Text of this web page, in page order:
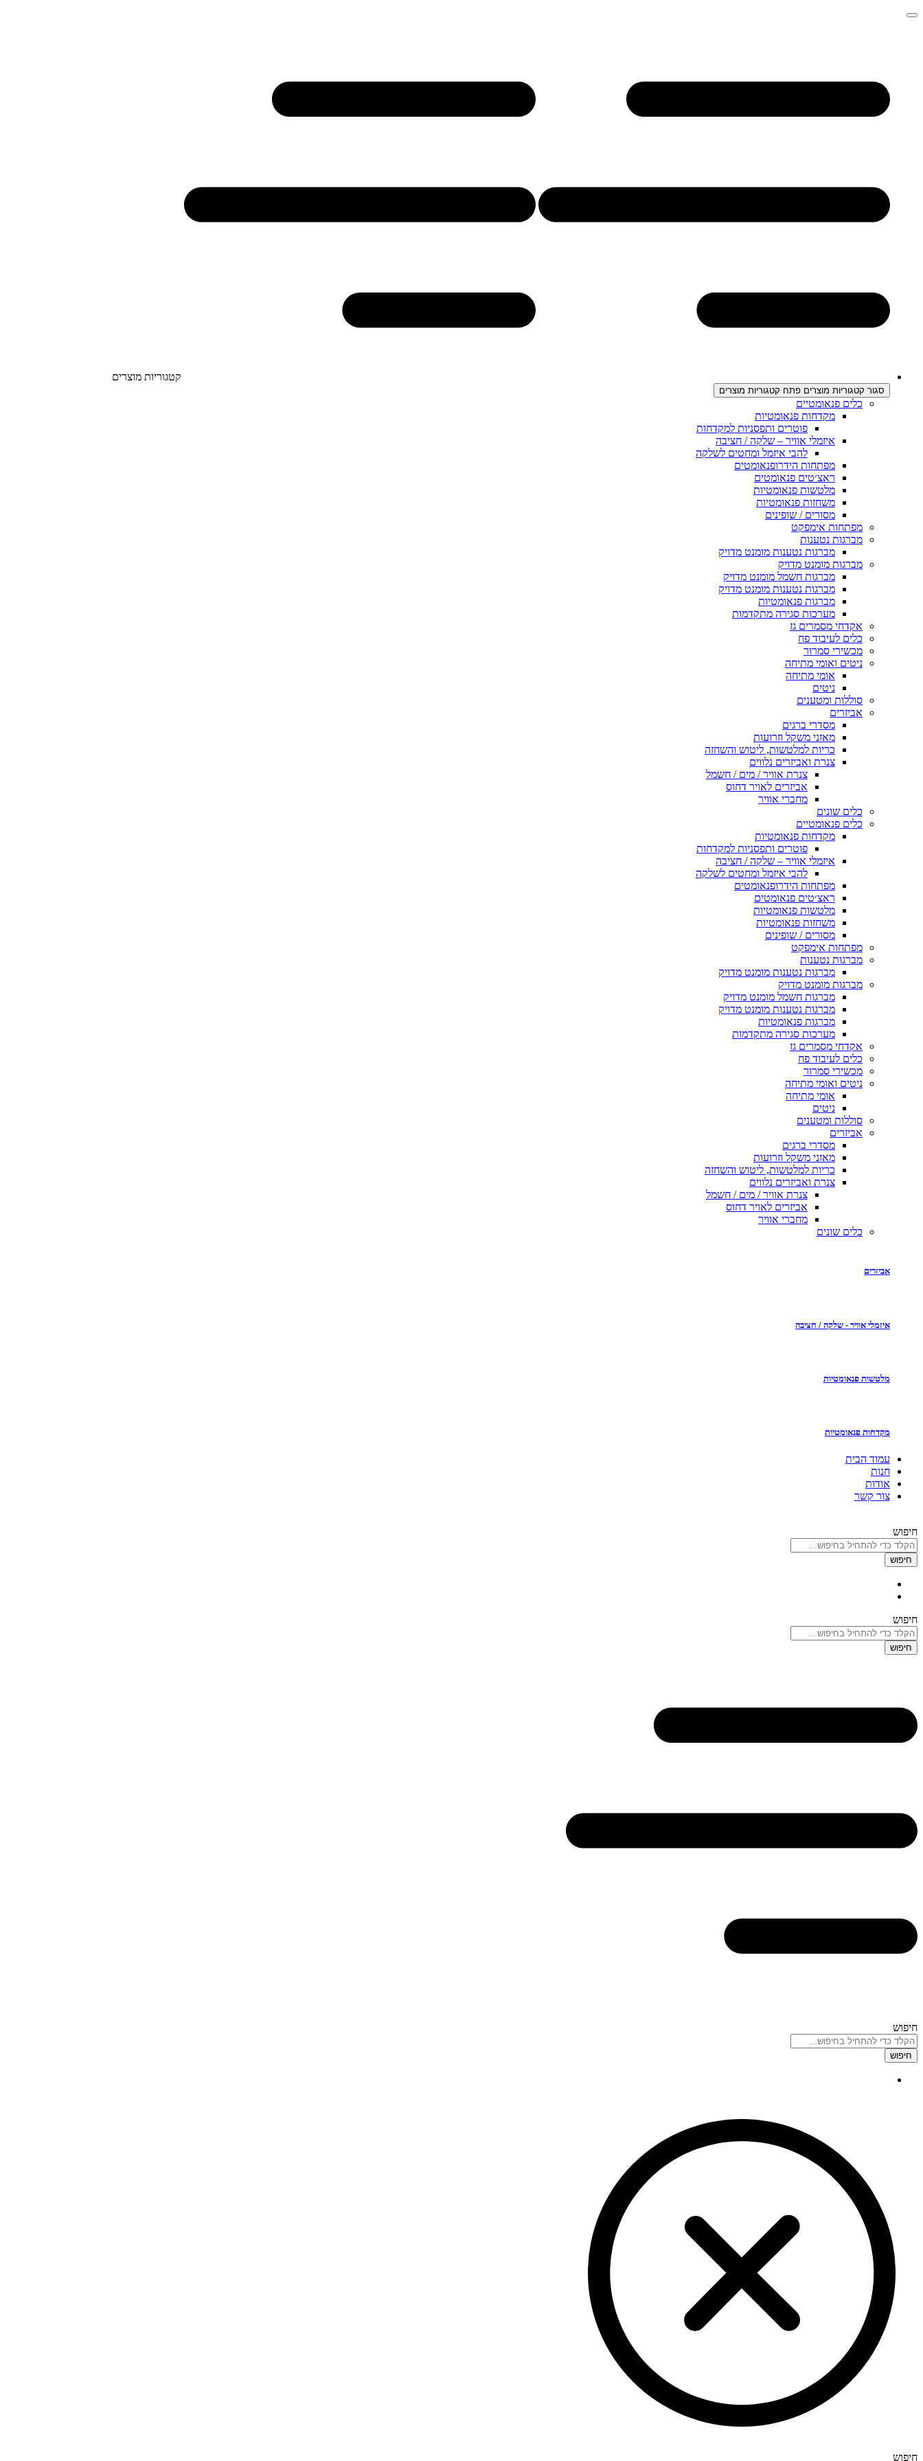
קטגוריות מוצרים
סגור קטגוריות מוצרים פתח קטגוריות מוצרים
כלים פנאומטיים
מקדחות פנאומטיות
פוטרים ותפסניות למקדחות
איזמלי אוויר – שלקה / חציבה
להבי איזמל ומחטים לשלקה
מפתחות הידרופנאומטים
ראצ׳טים פנאומטים
מלטשות פנאומטיות
משחזות פנאומטיות
מסורים / שופינים
מפתחות אימפקט
מברגות נטענות
מברגות נטענות מומנט מדויק
מברגות מומנט מדויק
מברגות חשמל מומנט מדויק
מברגות נטענות מומנט מדויק
מברגות פנאומטיות
מערכות סגירה מתקדמות
אקדחי מסמרים גז
כלים לעיבוד פח
מכשירי סמרור
ניטים ואומי מתיחה
אומי מתיחה
ניטים
סוללות ומטענים
אביזרים
מסדרי ברגים
מאזני משקל וזרועות
כריות למלטשות, ליטוש והשחזה
צנרת ואביזרים נלווים
צנרת אוויר / מים / חשמל
אביזרים לאויר דחוס
מחברי אוויר
כלים שונים
כלים פנאומטיים
מקדחות פנאומטיות
פוטרים ותפסניות למקדחות
איזמלי אוויר – שלקה / חציבה
להבי איזמל ומחטים לשלקה
מפתחות הידרופנאומטים
ראצ׳טים פנאומטים
מלטשות פנאומטיות
משחזות פנאומטיות
מסורים / שופינים
מפתחות אימפקט
מברגות נטענות
מברגות נטענות מומנט מדויק
מברגות מומנט מדויק
מברגות חשמל מומנט מדויק
מברגות נטענות מומנט מדויק
מברגות פנאומטיות
מערכות סגירה מתקדמות
אקדחי מסמרים גז
כלים לעיבוד פח
מכשירי סמרור
ניטים ואומי מתיחה
אומי מתיחה
ניטים
סוללות ומטענים
אביזרים
מסדרי ברגים
מאזני משקל וזרועות
כריות למלטשות, ליטוש והשחזה
צנרת ואביזרים נלווים
צנרת אוויר / מים / חשמל
אביזרים לאויר דחוס
מחברי אוויר
כלים שונים
אביזרים
איזמלי אוויר - שלקה / חציבה
מלטשות פנאומטיות
מקדחות פנאומטיות
עמוד הבית
חנות
אודות
צור קשר
חיפוש
חיפוש
חיפוש
חיפוש
חיפוש
חיפוש
חיפוש